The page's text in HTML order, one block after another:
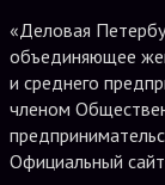
«Деловая
объединяющее
и среднего
членом
Официальный